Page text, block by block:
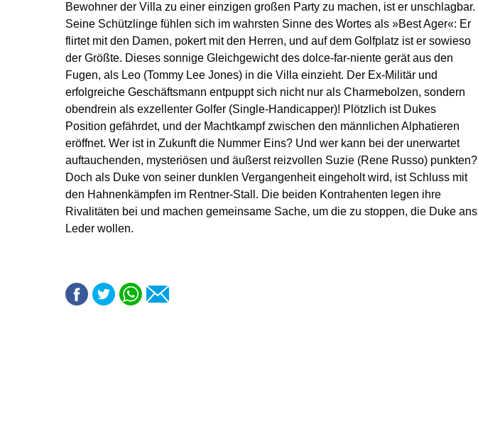
Bewohner der Villa zu einer einzigen großen Party zu machen, ist er unschlagbar.
Seine Schützlinge fühlen sich im wahrsten Sinne des Wortes als »Best Ager«: Er
flirtet mit den Damen, pokert mit den Herren, und auf dem Golfplatz ist er sowieso
der Größte. Dieses sonnige Gleichgewicht des dolce-far-niente gerät aus den
Fugen, als Leo (Tommy Lee Jones) in die Villa einzieht. Der Ex-Militär und
erfolgreiche Geschäftsmann entpuppt sich nicht nur als Charmebolzen, sondern
obendrein als exzellenter Golfer (Single-Handicapper)! Plötzlich ist Dukes
Position gefährdet, und der Machtkampf zwischen den männlichen Alphatieren
eröffnet. Wer ist in Zukunft die Nummer Eins? Und wer kann bei der unerwartet
auftauchenden, mysteriösen und äußerst reizvollen Suzie (Rene Russo) punkten?
Doch als Duke von seiner dunklen Vergangenheit eingeholt wird, ist Schluss mit
den Hahnenkämpfen im Rentner-Stall. Die beiden Kontrahenten legen ihre
Rivalitäten bei und machen gemeinsame Sache, um die zu stoppen, die Duke ans
Leder wollen.